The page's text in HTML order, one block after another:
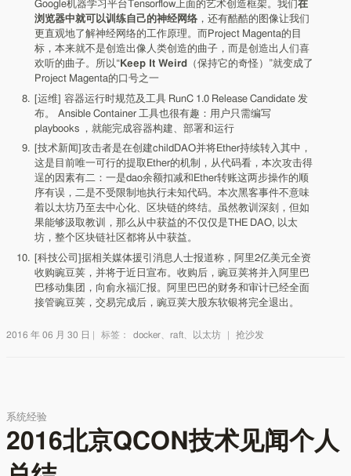
Google机器学习平台Tensorflow上面的艺术创造框架。我们 在
浏览器中就可以训练自己的神经网络，还有酷酷的图像让我们
更直观地了解神经网络的工作原理。而Project Magenta的目
标，本来就不是创造出像人类创造的曲子，而是创造出人们喜
欢听的曲子。所以“Keep It Weird
（保持它的奇怪）”就变成了
Project Magenta的口号之一
[运维] 容器运行时规范及工具 RunC 1.0 Release Candidate 发
布。 Ansible Container 工具也很有趣：用户只需编写
playbooks ，就能完成容器构建、部署和运行
[技术新闻]攻击者是在创建childDAO并将Ether持续转入其中，
这是目前唯一可行的提取Ether的机制，从代码看，本次攻击得
逞的因素有二：一是dao余额扣减和Ether转账这两步操作的顺
序有误，二是不受限制地执行未知代码。本次黑客事件不意味
着以太坊乃至去中心化、区块链的终结。虽然教训深刻，但如
果能够汲取教训，那么从中获益的不仅仅是THE DAO, 以太
坊，整个区块链社区都将从中获益。
[科技公司]据相关媒体援引消息人士报道称，阿里2亿美元全资
收购豌豆荚，并将于近日宣布。收购后，豌豆荚将并入阿里巴
巴移动集团，向俞永福汇报。阿里巴巴的财务和审计已经全面
接管豌豆荚，交易完成后，豌豆荚大股东软银将完全退出。
2016 年 06 月 30 日 标签： docker 、raft 以太坊 抢沙发
系统经验
2016北京QCON技术见闻个人